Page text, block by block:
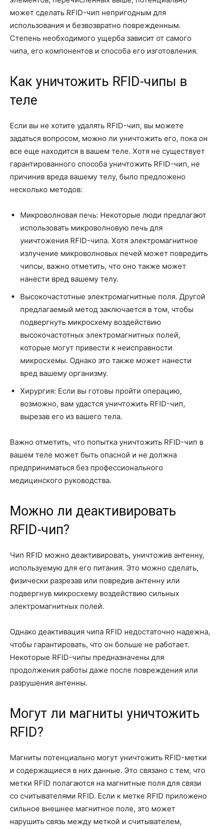
может сделать RFID-чип непригодным для
использования и безвозвратно поврежденным.
Степень необходимого ущерба зависит от самого
чипа, его компонентов и способа его изготовления.
Как уничтожить RFID-чипы в
теле
Если вы не хотите удалять RFID-чип, вы можете
задаться вопросом, можно ли уничтожить его, пока он
все еще находится в вашем теле. Хотя не существует
гарантированного способа уничтожить RFID-чип, не
причинив вреда вашему телу, было предложено
несколько методов:
Микроволновая печь: Некоторые люди предлагают
использовать микроволновую печь для
уничтожения RFID-чипа. Хотя электромагнитное
излучение микроволновых печей может повредить
чипсы, важно отметить, что оно также может
нанести вред вашему телу.
Высокочастотные электромагнитные поля. Другой
предлагаемый метод заключается в том, чтобы
подвергнуть микросхему воздействию
высокочастотных электромагнитных полей,
которые могут привести к неисправности
микросхемы. Однако это также может нанести
вред вашему организму.
Хирургия: Если вы готовы пройти операцию,
возможно, вам удастся уничтожить RFID-чип,
вырезав его из вашего тела.
Важно отметить, что попытка уничтожить RFID-чип в
вашем теле может быть опасной и не должна
предприниматься без профессионального
медицинского руководства.
Можно ли деактивировать
RFID-чип?
Чип RFID можно деактивировать, уничтожив антенну,
используемую для его питания. Это можно сделать,
физически разрезав или повредив антенну или
подвергнув микросхему воздействию сильных
электромагнитных полей.
Однако деактивация чипа RFID недостаточно надежна,
чтобы гарантировать, что он больше не работает.
Некоторые RFID-чипы предназначены для
продолжения работы даже после повреждения или
разрушения антенны.
Могут ли магниты уничтожить
RFID?
Магниты потенциально могут уничтожить RFID-метки
и содержащиеся в них данные. Это связано с тем, что
метки RFID полагаются на магнитные поля для связи
со считывателями RFID. Если к метке RFID приложено
сильное внешнее магнитное поле, это может
нарушить связь между меткой и считывателем,